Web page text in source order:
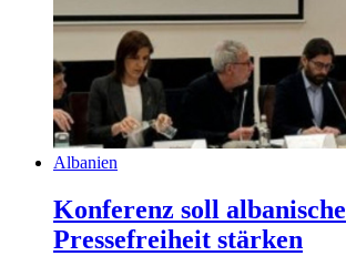
Albanien
Konferenz soll albanische
Pressefreiheit stärken